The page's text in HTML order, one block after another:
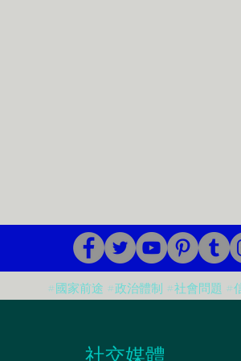
#國家前途 #政治體制 #社會問題 #
​社交媒體